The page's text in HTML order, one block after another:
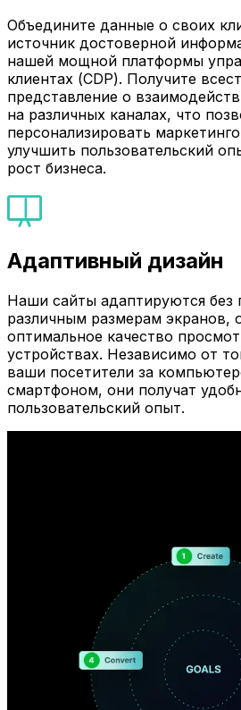
Объедините данные о своих
источник достоверной
нашей мощной платформы
клиентах (CDP). Получите
представление о
на различных каналах, что
персонализировать
улучшить пользовательский
рост бизнеса.
Адаптивный дизайн
Наши сайты адаптируются без
различным размерам экранов,
оптимальное качество
устройствах. Независимо от
ваши посетители за
смартфоном, они получат
пользовательский опыт.